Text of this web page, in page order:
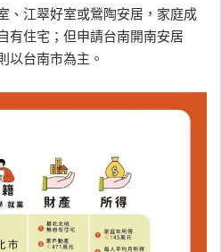
、江翠好室或鶯陶安居，家庭成
有住宅；但申請台南開南安居
以台南市為主。